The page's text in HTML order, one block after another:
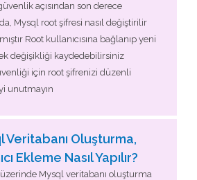
açısından son derece
Mysql root şifresi nasıl değiştirilir
Root kullanıcısına bağlanıp yeni
değişikliği kaydedebilirsiniz
için root şifrenizi düzenli
unutmayın
Veritabanı Oluşturma,
Ekleme Nasıl Yapılır?
Mysql veritabanı oluşturma